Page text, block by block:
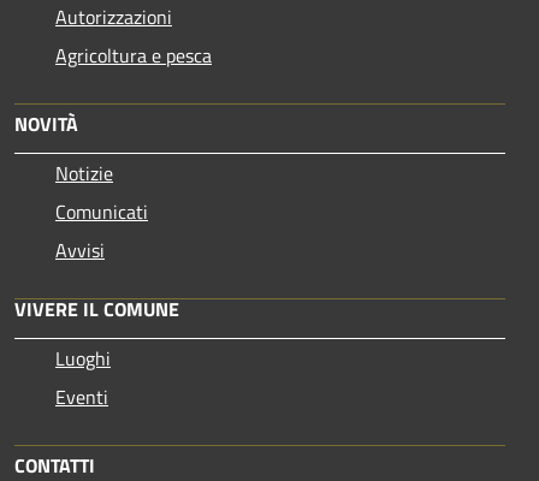
Autorizzazioni
Agricoltura e pesca
NOVITÀ
Notizie
Comunicati
Avvisi
VIVERE IL COMUNE
Luoghi
Eventi
CONTATTI